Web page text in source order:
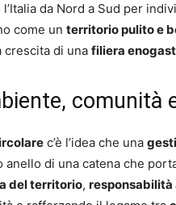
da Nord a Sud per
come un territorio pulito e
crescita di una filiera
comunità
c’è l’idea che una
di una catena che
del territorio,